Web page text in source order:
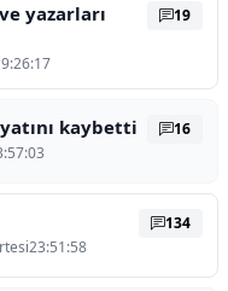
yazarları
19
kaybetti 16
134